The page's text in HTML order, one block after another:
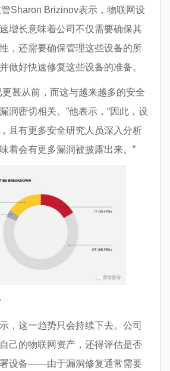
Sharon Brizinov表示，物联网设
增长意味着公司不仅需要确保其
，还需要确保管理这些设备的所
做好快速修复这些设备的准备。
更甚从前，而这与越来越多的安全
洞密切相关。”他表示，“因此，设
且有更多安全研究人员深入分析
着会有更多漏洞被披露出来。”
，这一趋势只会持续下去。公司
己的物联网资产，还得评估是否
设备——由于漏洞修复通常需要